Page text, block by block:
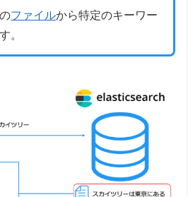
ファイルから特定のキーワー
。